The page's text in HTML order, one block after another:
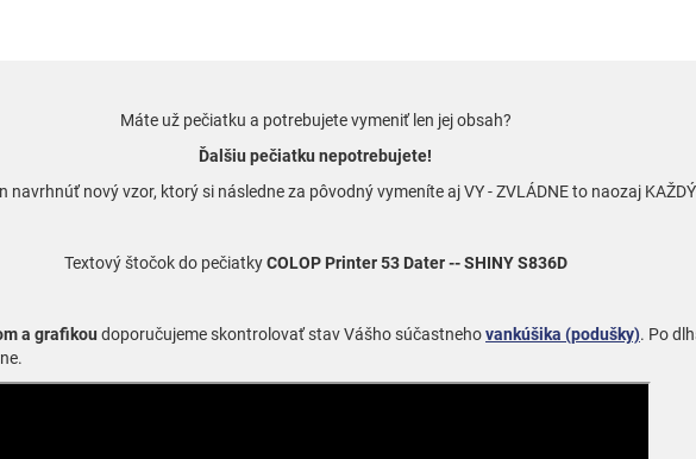
Máte už pečiatku a potrebujete vymeniť len jej obsah?
Ďalšiu pečiatku nepotrebujete!
navrhnúť nový vzor, ktorý si následne za pôvodný vymeníte aj VY - ZVLÁDNE to naozaj
Textový štočok do pečiatkyCOLOP Printer 53 Dater -- SHINY S836D
a grafikou doporučujeme skontrolovať stav Vášho súčastnehovankúšika (podušky). Po